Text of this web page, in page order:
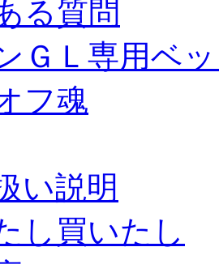
る質問
ＧＬ専用ベ
フ魂
い説明
し買いたし